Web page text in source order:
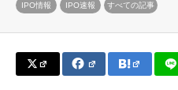
IPO情報 IPO速報 すべての記事